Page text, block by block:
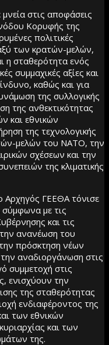
στις αποφάσεις
Κορυφής της
πολιτικές
των κρατών-μελών,
η σταθερότητα ενός
συμμαχικές αξίες και
καθώς και για
της συλλογικής
της ανθεκτικότητας
και εθνικών
της τεχνολογικής
μελών του ΝΑΤΟ, την
σχέσεων και την
της κλιματικής
ΓΕΕΘΑ τόνισε
σύμφωνα με τις
και τις
ανανέωση του
πρόσκτηση νέων
αναδιοργάνωση στις
συμμετοχή στις
ενισχύουν την
της σταθερότητας
ενδιαφέροντος της
των εθνικών
και των
της.